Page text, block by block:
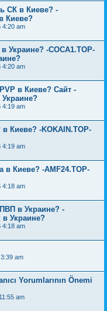
СК в Киеве? -
Киеве?
4:20 am
Украине? -COCA1.TOP-
4:20 am
в Киеве? Сайт -
4:19 am
Киеве? -KOKAIN.TOP-
4:19 am
в Киеве? -AMF24.TOP-
4:18 am
в Украине? -
в Украине?
4:18 am
am
Yorumlarının Önemi
am